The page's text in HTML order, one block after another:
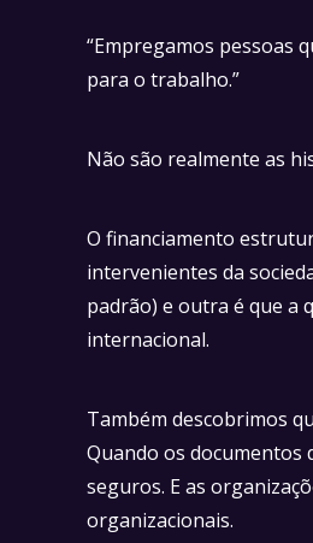
“Empregamos pessoas
para o trabalho.”
Não são realmente as
O financiamento
intervenientes da
padrão) e outra é que a
internacional.
Também descobrimos
Quando os documentos
seguros. E as
organizacionais.